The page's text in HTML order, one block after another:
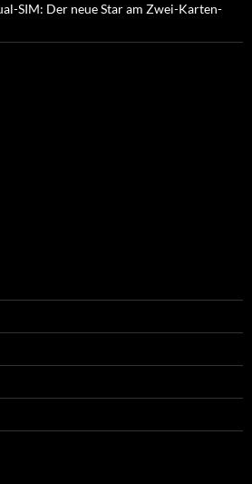
SIM: Der neue Star am Zwei-Karten-